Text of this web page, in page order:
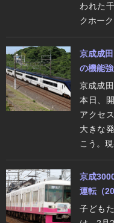
われた
クホーク
京成成
の機能
京成成
本日、
アクセ
大きな
こう。
京成
運転（
子ども